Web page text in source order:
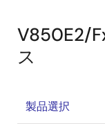
V850E2/
ス
製品選択